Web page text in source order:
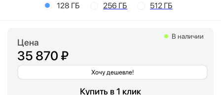
128 ГБ 256 ГБ 512 ГБ
Цена
35 870 ₽
Хочу дешевле!
В наличии
Купить в 1 клик